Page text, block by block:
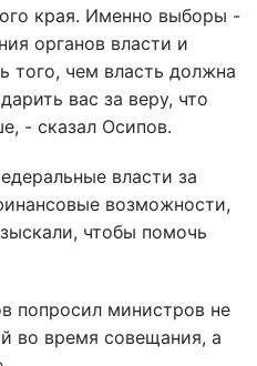
края. Именно выборы -
органов власти и
того, чем власть должна
вас за веру, что
- сказал Осипов.
власти за
возможности,
чтобы помочь
попросил министров не
во время совещания, а